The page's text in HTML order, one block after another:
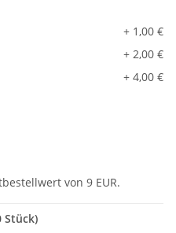
+ 1,00 €
+ 2,00 €
+ 4,00 €
von 9 EUR.
Stück)